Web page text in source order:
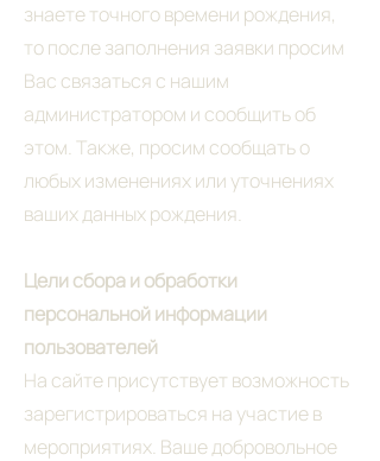
знаете точного времени рождения,
то после заполнения заявки просим
Вас связаться с нашим
администратором и сообщить об
этом. Также, просим сообщать о
любых изменениях или уточнениях
ваших данных рождения.
Цели сбора и обработки
персональной информации
пользователей
На сайте присутствует возможность
зарегистрироваться на участие в
мероприятиях. Ваше добровольное